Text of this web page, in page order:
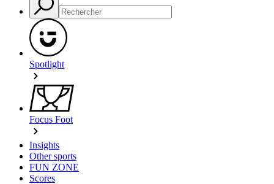
Spotlight
Focus Foot
Insights
Other sports
FUN ZONE
Scores